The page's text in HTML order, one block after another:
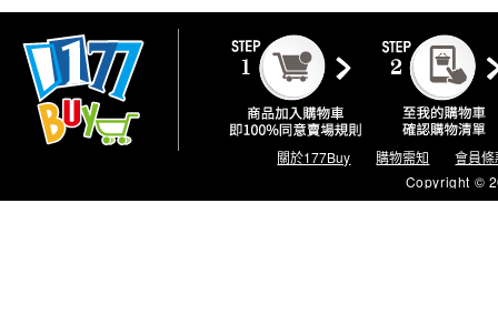
關於177Buy 購物需知
會員
Copyright ©